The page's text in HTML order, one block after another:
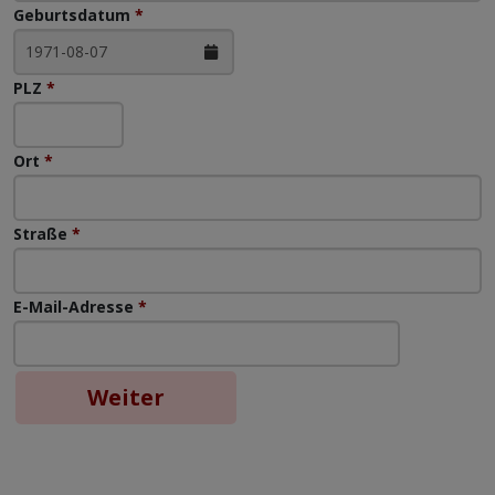
Geburtsdatum *
PLZ *
Ort *
Straße *
E-Mail-Adresse *
Weiter